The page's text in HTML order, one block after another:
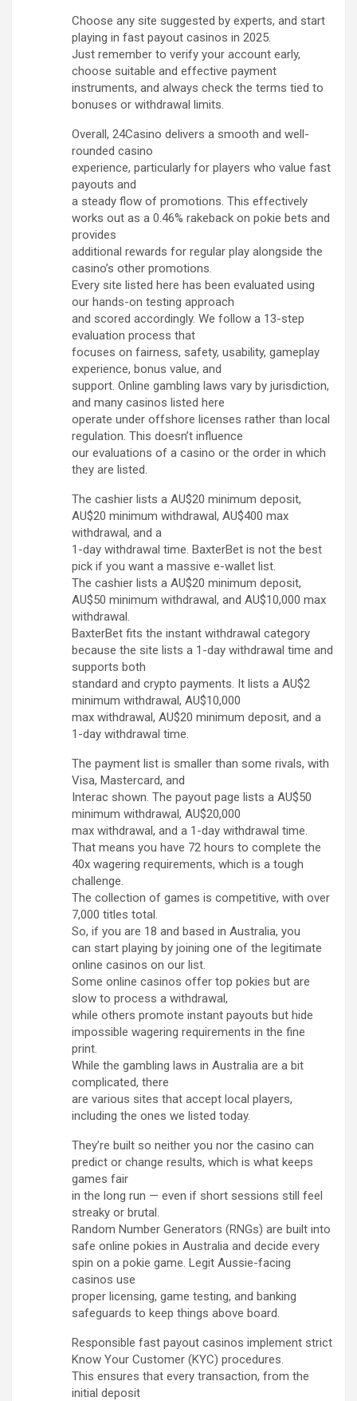
Choose any site suggested by experts, and start
playing in fast payout casinos in 2025.
Just remember to verify your account early,
choose suitable and effective payment
instruments, and always check the terms tied to
bonuses or withdrawal limits.
Overall, 24Casino delivers a smooth and well-
rounded casino
experience, particularly for players who value fast
payouts and
a steady flow of promotions. This effectively
works out as a 0.46% rakeback on pokie bets and
provides
additional rewards for regular play alongside the
casino’s other promotions.
Every site listed here has been evaluated using
our hands-on testing approach
and scored accordingly. We follow a 13-step
evaluation process that
focuses on fairness, safety, usability, gameplay
experience, bonus value, and
support. Online gambling laws vary by jurisdiction,
and many casinos listed here
operate under offshore licenses rather than local
regulation. This doesn’t influence
our evaluations of a casino or the order in which
they are listed.
The cashier lists a AU$20 minimum deposit,
AU$20 minimum withdrawal, AU$400 max
withdrawal, and a
1-day withdrawal time. BaxterBet is not the best
pick if you want a massive e-wallet list.
The cashier lists a AU$20 minimum deposit,
AU$50 minimum withdrawal, and AU$10,000 max
withdrawal.
BaxterBet fits the instant withdrawal category
because the site lists a 1-day withdrawal time and
supports both
standard and crypto payments. It lists a AU$2
minimum withdrawal, AU$10,000
max withdrawal, AU$20 minimum deposit, and a
1-day withdrawal time.
The payment list is smaller than some rivals, with
Visa, Mastercard, and
Interac shown. The payout page lists a AU$50
minimum withdrawal, AU$20,000
max withdrawal, and a 1-day withdrawal time.
That means you have 72 hours to complete the
40x wagering requirements, which is a tough
challenge.
The collection of games is competitive, with over
7,000 titles total.
So, if you are 18 and based in Australia, you
can start playing by joining one of the legitimate
online casinos on our list.
Some online casinos offer top pokies but are
slow to process a withdrawal,
while others promote instant payouts but hide
impossible wagering requirements in the fine
print.
While the gambling laws in Australia are a bit
complicated, there
are various sites that accept local players,
including the ones we listed today.
They’re built so neither you nor the casino can
predict or change results, which is what keeps
games fair
in the long run — even if short sessions still feel
streaky or brutal.
Random Number Generators (RNGs) are built into
safe online pokies in Australia and decide every
spin on a pokie game. Legit Aussie-facing
casinos use
proper licensing, game testing, and banking
safeguards to keep things above board.
Responsible fast payout casinos implement strict
Know Your Customer (KYC) procedures.
This ensures that every transaction, from the
initial deposit